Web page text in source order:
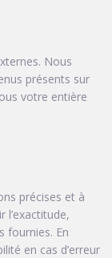
Nous
présents sur
votre entière
précises et à
l’exactitude,
fournies. En
en cas d’erreur